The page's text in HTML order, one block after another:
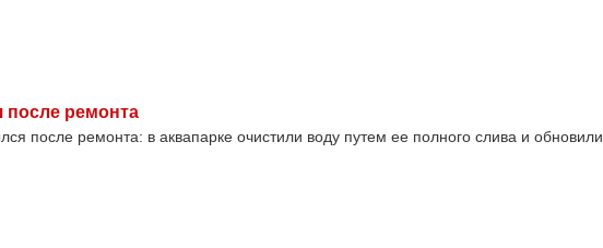
ремонта
после ремонта: в аквапарке очистили воду путем ее полного слива и обновили